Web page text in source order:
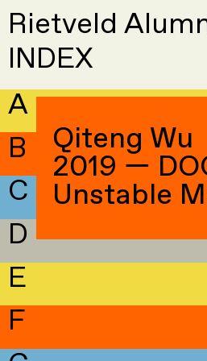
Rietveld
INDEX
A
B
C
D
E
F
Qiteng Wu
2019 —
Unstable